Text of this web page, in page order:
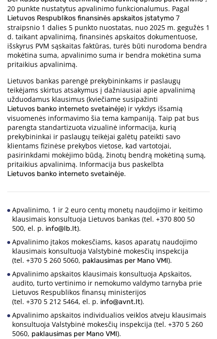
20 punkte nustatytus apvalinimo funkcionalumus. Pagal
Lietuvos Respublikos finansinės apskaitos įstatymo 7
straipsnio 1 dalies 5 punkto nuostatas, nuo 2025 m. gegužės 1
d. taikant apvalinimą, finansinės apskaitos dokumentuose,
išskyrus PVM sąskaitas faktūras, turės būti nurodoma bendra
mokėtina suma, apvalinimo suma ir bendra mokėtina suma
pritaikius apvalinimą.
Lietuvos bankas parengė prekybininkams ir paslaugų
teikėjams skirtus atsakymus į dažniausiai apie apvalinimą
užduodamus klausimus (kviečiame susipažinti
Lietuvos banko interneto svetainėje) ir vykdys išsamią
visuomenės informavimo šia tema kampaniją. Taip pat bus
parengta standartizuota vizualinė informacija, kurią
prekybininkai ir paslaugų teikėjai galėtų pateikti savo
klientams fizinėse prekybos vietose, kad vartotojai,
pasirinkdami mokėjimo būdą, žinotų bendrą mokėtiną sumą,
pritaikius apvalinimą. Informacija bus paskelbta
Lietuvos banko interneto svetainėje.
Apvalinimo, 1 ir 2 euro centų monetų naudojimo ir keitimo
klausimais konsultuoja Lietuvos bankas (tel. +370 800 50
500, el. p. info@lb.lt).
Apvalinimo įtakos mokesčiams, kasos aparatų naudojimo
klausimais konsultuoja Valstybinė mokesčių inspekcija
(tel. +370 5 260 5060, paklausimas per Mano VMI).
Apvalinimo apskaitos klausimais konsultuoja Apskaitos,
audito, turto vertinimo ir nemokumo valdymo tarnyba prie
Lietuvos Respublikos finansų ministerijos
(tel. +370 5 212 5464, el. p. info@avnt.lt).
Apvalinimo apskaitos individualios veiklos atveju klausimais
konsultuoja Valstybinė mokesčių inspekcija (tel. +370 5 260
5060, paklausimas per Mano VMI).